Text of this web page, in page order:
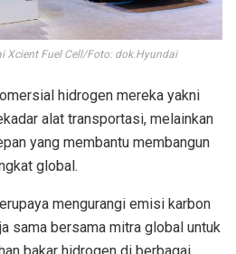
Xcient Fuel Cell/Foto: dok.Hyundai
hidrogen mereka yakni
alat transportasi, melainkan
yang membantu membangun
global.
mengurangi emisi karbon
sama bersama mitra global untuk